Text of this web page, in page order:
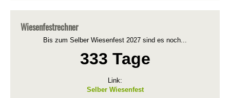
Wiesenfestrechner
Bis zum Selber Wiesenfest 2027 sind es noch...
333 Tage
Link:
Selber Wiesenfest